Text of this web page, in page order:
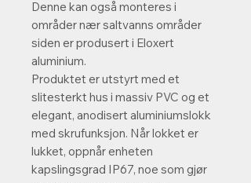
Denne kan også monteres i
områder nær saltvanns områder
siden er produsert i Eloxert
aluminium.
Produktet er utstyrt med et
slitesterkt hus i massiv PVC og et
elegant, anodisert aluminiumslokk
med skrufunksjon. Når lokket er
lukket, oppnår enheten
kapslingsgrad IP67, noe som gjør